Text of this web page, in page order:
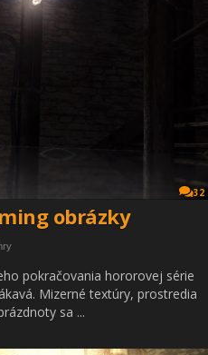
32
obrázky
pokračovania hororovej série
Mizerné textúry, prostredia
sa ...